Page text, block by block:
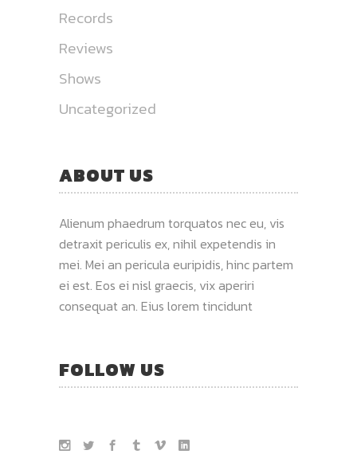
Records
Reviews
Shows
Uncategorized
ABOUT US
Alienum phaedrum torquatos nec eu, vis
detraxit periculis ex, nihil expetendis in
mei. Mei an pericula euripidis, hinc partem
ei est. Eos ei nisl graecis, vix aperiri
consequat an. Eius lorem tincidunt
FOLLOW US